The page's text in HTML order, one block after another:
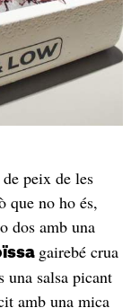
peix de les
que no ho és,
dos amb una
gairebé crua
una salsa picant
amb una mica